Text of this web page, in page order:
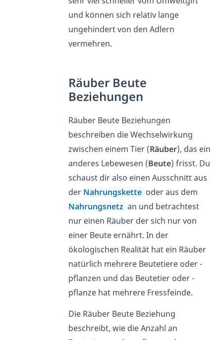
und können sich relativ lange
ungehindert von den Adlern
vermehren.
Räuber Beute
Beziehungen
Räuber Beute Beziehungen
beschreiben die Wechselwirkung
zwischen einem Tier (Räuber), das ein
anderes Lebewesen (Beute) frisst. Du
schaust dir also einen Ausschnitt aus
der Nahrungskette oder aus dem
Nahrungsnetz an und betrachtest
nur einen Räuber der sich nur von
einer Beute ernährt. In der
ökologischen Realität hat ein Räuber
natürlich mehrere Beutetiere oder -
pflanzen und das Beutetier oder -
pflanze hat mehrere Fressfeinde.
Die Räuber Beute Beziehung
beschreibt, wie die Anzahl an